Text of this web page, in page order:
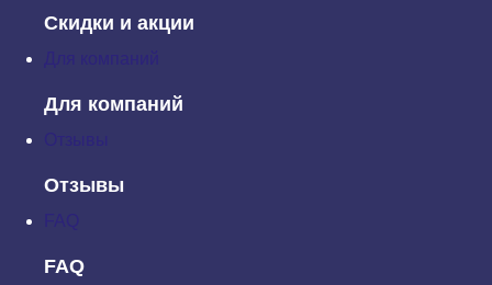
Скидки и акции
Для компаний
Отзывы
FAQ
сочетание черного и белого, но это не аксиома.
лучше пояснить все на примере.
Красный
Красный цвет ассоциируется со страстью,